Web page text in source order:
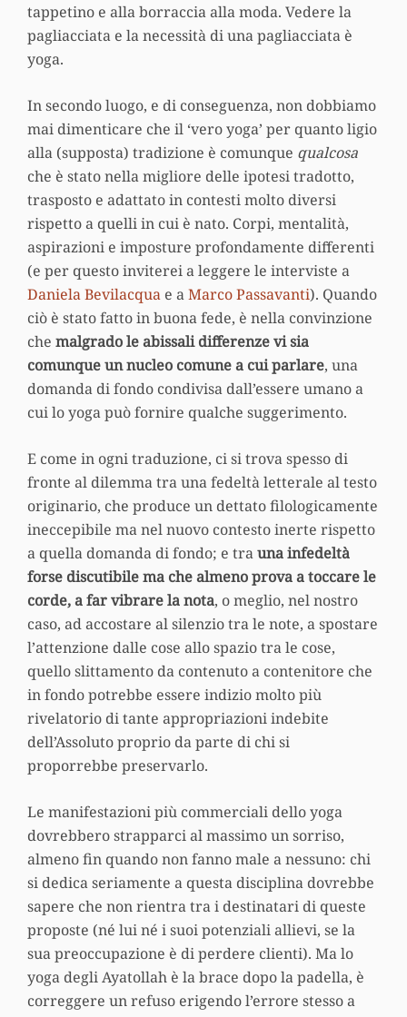
tappetino e alla borraccia alla moda. Vedere la
pagliacciata e la necessità di una pagliacciata è
yoga.
In secondo luogo, e di conseguenza, non dobbiamo
mai dimenticare che il ‘vero yoga’ per quanto ligio
alla (supposta) tradizione è comunque qualcosa
che è stato nella migliore delle ipotesi tradotto,
trasposto e adattato in contesti molto diversi
rispetto a quelli in cui è nato. Corpi, mentalità,
aspirazioni e imposture profondamente differenti
(e per questo inviterei a leggere le interviste a
Daniela Bevilacqua e aMarco Passavanti). Quando
ciò è stato fatto in buona fede, è nella convinzione
che malgrado le abissali differenze vi sia
comunque un nucleo comune a cui parlare, una
domanda di fondo condivisa dall’essere umano a
cui lo yoga può fornire qualche suggerimento.
E come in ogni traduzione, ci si trova spesso di
fronte al dilemma tra una fedeltà letterale al testo
originario, che produce un dettato filologicamente
ineccepibile ma nel nuovo contesto inerte rispetto
a quella domanda di fondo; e trauna infedeltà
forse discutibile ma che almeno prova a toccare le
corde, a far vibrare la nota, o meglio, nel nostro
caso, ad accostare al silenzio tra le note, a spostare
l’attenzione dalle cose allo spazio tra le cose,
quello slittamento da contenuto a contenitore che
in fondo potrebbe essere indizio molto più
rivelatorio di tante appropriazioni indebite
dell’Assoluto proprio da parte di chi si
proporrebbe preservarlo.
Le manifestazioni più commerciali dello yoga
dovrebbero strapparci al massimo un sorriso,
almeno fin quando non fanno male a nessuno: chi
si dedica seriamente a questa disciplina dovrebbe
sapere che non rientra tra i destinatari di queste
proposte (né lui né i suoi potenziali allievi, se la
sua preoccupazione è di perdere clienti). Ma lo
yoga degli Ayatollah è la brace dopo la padella, è
correggere un refuso erigendo l’errore stesso a